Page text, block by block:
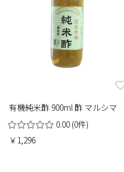
有機純米酢 900ml 酢 マルシマ
0.00 (0件)
￥1,296